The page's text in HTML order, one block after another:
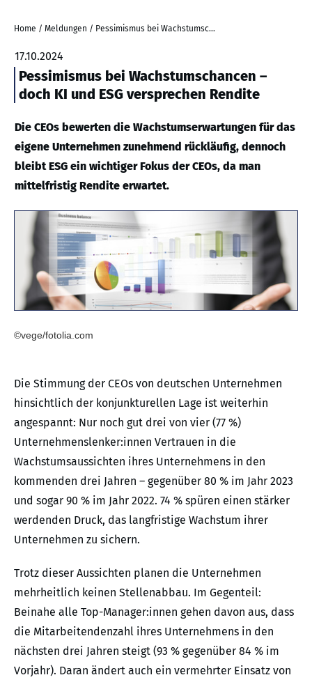
Home / Meldungen / Pessimismus bei Wachstumschancen – doch KI und ESG versprechen Rendite
17.10.2024
Pessimismus bei Wachstumschancen –
doch KI und ESG versprechen Rendite
Die CEOs bewerten die Wachstumserwartungen für das
eigene Unternehmen zunehmend rückläufig, dennoch
bleibt ESG ein wichtiger Fokus der CEOs, da man
mittelfristig Rendite erwartet.
©vege/fotolia.com
Die Stimmung der CEOs von deutschen Unternehmen
hinsichtlich der konjunkturellen Lage ist weiterhin
angespannt: Nur noch gut drei von vier (77 %)
Unternehmenslenker:innen Vertrauen in die
Wachstumsaussichten ihres Unternehmens in den
kommenden drei Jahren – gegenüber 80 % im Jahr 2023
und sogar 90 % im Jahr 2022. 74 % spüren einen stärker
werdenden Druck, das langfristige Wachstum ihrer
Unternehmen zu sichern.
Trotz dieser Aussichten planen die Unternehmen
mehrheitlich keinen Stellenabbau. Im Gegenteil:
Beinahe alle Top-Manager:innen gehen davon aus, dass
die Mitarbeitendenzahl ihres Unternehmens in den
nächsten drei Jahren steigt (93 % gegenüber 84 % im
Vorjahr). Daran ändert auch ein vermehrter Einsatz von